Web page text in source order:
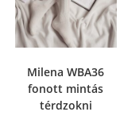
Milena WBA36
fonott mintás
térdzokni